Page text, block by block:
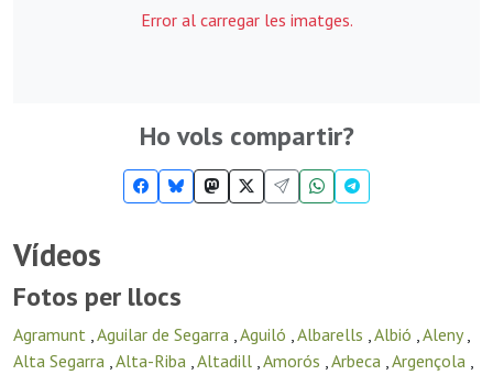
Error al carregar les imatges.
Ho vols compartir?
Vídeos
Fotos per llocs
Agramunt ,Aguilar de Segarra ,Aguiló ,Albarells ,Albió ,Aleny,
Alta Segarra ,Alta-Riba ,Altadill ,Amorós ,Arbeca ,Argençola ,